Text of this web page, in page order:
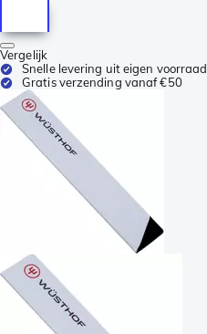
Vergelijk
Snelle levering uit eigen voorraad
Gratis verzending vanaf €50